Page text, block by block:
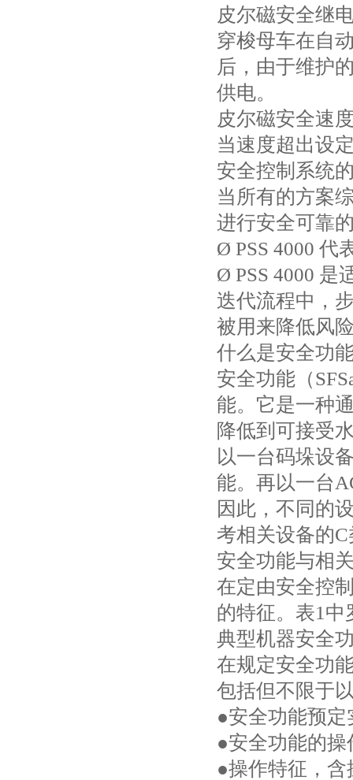
皮尔磁安全继
穿梭母车在自
后，由于维护
供电。
皮尔磁安全速
当速度超出设
安全控制系统
当所有的方案
进行安全可靠
Ø PSS 4000 代
Ø PSS 4000 是
迭代流程中，
被用来降低风
什么是安全功
安全功能（
能。它是一种
降低到可接受
以一台码垛设
能。再以一台
因此，不同的
考相关设备的
安全功能与相
在定由安全控
的特征。表1中
典型机器安全
在规定安全功
包括但不限于
●安全功能预
●安全功能的操
●操作特征，